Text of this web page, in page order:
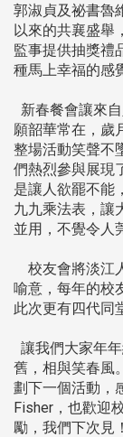
郭淑貞及祕書魯
以來的共襄盛舉
監事提供抽獎禮
種馬上幸福的感
新春餐會讓來
願韶華常在，歲
整場活動笑聲不
們熱烈參與展現
是讓人欲罷不能
九九乘法表，讓
並用，不覺令人
校友會將淡江
喻意，每年的校
此次更有四代同
讓我們大家年
舊，相與笑春風
劃下一個活動，
Fisher，也歡迎
勵，我們下次見！